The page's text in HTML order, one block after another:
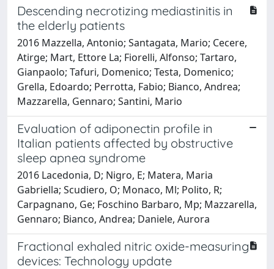
Descending necrotizing mediastinitis in
the elderly patients
2016 Mazzella, Antonio; Santagata, Mario; Cecere,
Atirge; Mart, Ettore La; Fiorelli, Alfonso; Tartaro,
Gianpaolo; Tafuri, Domenico; Testa, Domenico;
Grella, Edoardo; Perrotta, Fabio; Bianco, Andrea;
Mazzarella, Gennaro; Santini, Mario
Evaluation of adiponectin profile in
Italian patients affected by obstructive
sleep apnea syndrome
2016 Lacedonia, D; Nigro, E; Matera, Maria
Gabriella; Scudiero, O; Monaco, Ml; Polito, R;
Carpagnano, Ge; Foschino Barbaro, Mp; Mazzarella,
Gennaro; Bianco, Andrea; Daniele, Aurora
Fractional exhaled nitric oxide-measuring
devices: Technology update